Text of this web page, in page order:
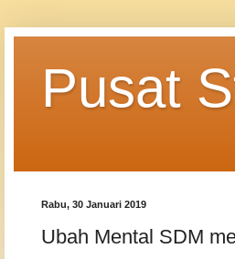
Pusat
Rabu, 30 Januari 2019
Ubah Mental SDM